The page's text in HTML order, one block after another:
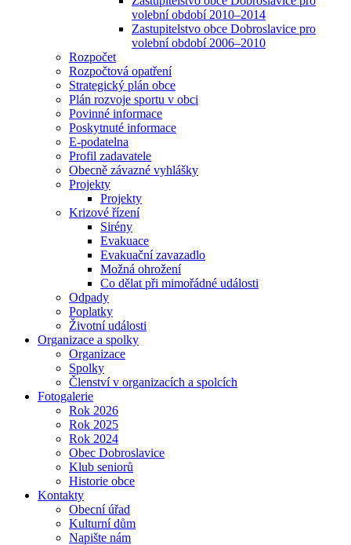
volební období 2010–2014
Zastupitelstvo obce Dobroslavice pro
volební období 2006–2010
Rozpočet
Rozpočtová opatření
Strategický plán obce
Plán rozvoje sportu v obci
Povinné informace
Poskytnuté informace
E-podatelna
Profil zadavatele
Obecně závazné vyhlášky
Projekty
Projekty
Krizové řízení
Sirény
Evakuace
Evakuační zavazadlo
Možná ohrožení
Co dělat při mimořádné události
Odpady
Poplatky
Životní události
Organizace a spolky
Organizace
Spolky
Členství v organizacích a spolcích
Fotogalerie
Rok 2026
Rok 2025
Rok 2024
Obec Dobroslavice
Klub seniorů
Historie obce
Kontakty
Obecní úřad
Kulturní dům
Napište nám